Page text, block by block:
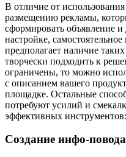
В отличие от
размещению рекламы,
сформировать объявление
настройке,
предполагает наличие
творчески подходить к
ограничены, то можно
с описанием вашего
площадке. Остальные
потребуют усилий и
эффективных инструментов:
Создание инфо-